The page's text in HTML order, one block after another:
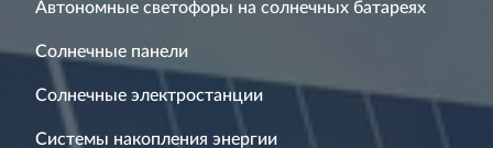
Автономные светофоры на солнечных батареях
Солнечные панели
Солнечные электростанции
Системы накопления энергии